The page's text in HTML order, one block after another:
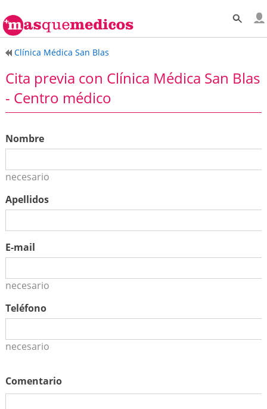
Clínica Médica San Blas
Cita previa con Clínica Médica San Blas
- Centro médico
Nombre
necesario
Apellidos
E-mail
necesario
Teléfono
necesario
Comentario